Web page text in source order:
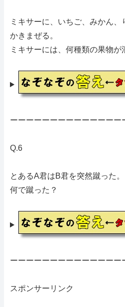
ミキサーに、いちご、みかん
かきまぜる。
ミキサーには、何種類の果物が
ーーーーーーーーーーーーーー
Q.6
とあるA君はB君を突然蹴った。
何で蹴った？
ーーーーーーーーーーーーーー
スポンサーリンク